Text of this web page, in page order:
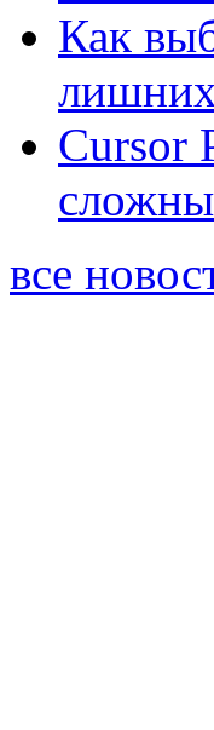
Как
Cursor
все